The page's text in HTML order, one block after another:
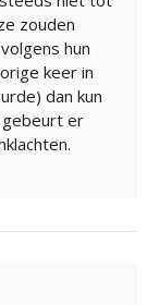
zouden
hun
keer in
dan kun
gebeurt er